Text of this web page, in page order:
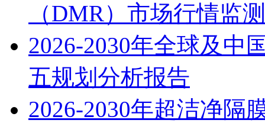
（DMR）市场行情监
2026-2030年全球及中
五规划分析报告
2026-2030年超洁净隔